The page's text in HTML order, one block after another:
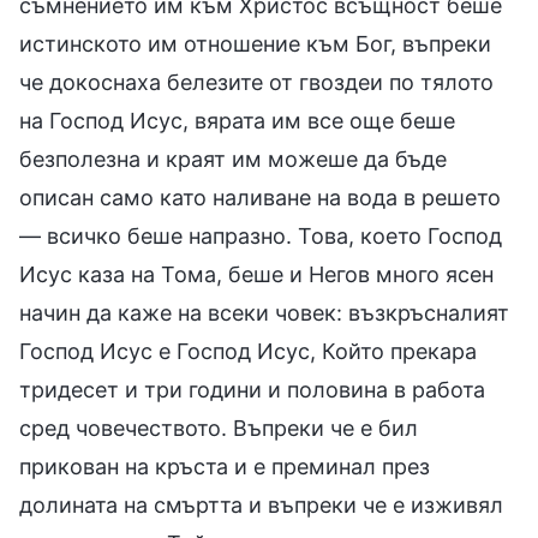
съмнението им към Христос всъщност беше
истинското им отношение към Бог, въпреки
че докоснаха белезите от гвоздеи по тялото
на Господ Исус, вярата им все още беше
безполезна и краят им можеше да бъде
описан само като наливане на вода в решето
— всичко беше напразно. Това, което Господ
Исус каза на Тома, беше и Негов много ясен
начин да каже на всеки човек: възкръсналият
Господ Исус е Господ Исус, Който прекара
тридесет и три години и половина в работа
сред човечеството. Въпреки че е бил
прикован на кръста и е преминал през
долината на смъртта и въпреки че е изживял